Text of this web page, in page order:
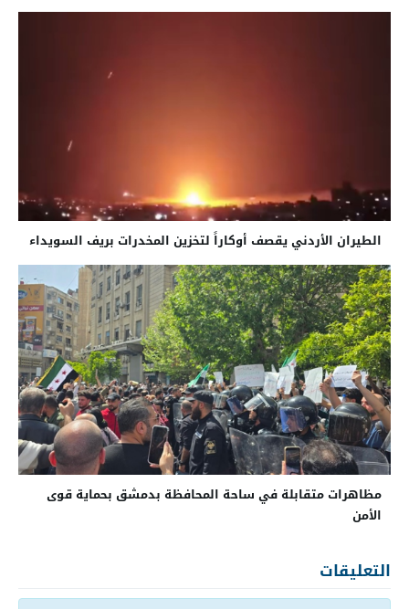
الطيران الأردني يقصف أوكاراً لتخزين المخدرات بريف السويداء
مظاهرات متقابلة في ساحة المحافظة بدمشق بحماية قوى
الأمن
التعليقات